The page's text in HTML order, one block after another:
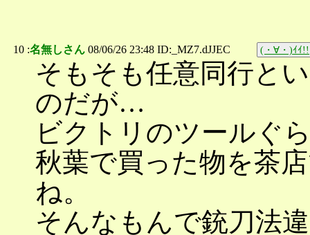
10 :名無しさん 08/06/26 23:48 ID:_MZ7.dJJEC (・∀・)ｲｲ!!
そもそも任意同行と
のだが…
ビクトリのツールぐ
秋葉で買った物を茶
ね。
そんなもんで銃刀法